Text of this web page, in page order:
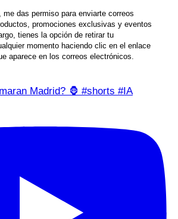
das permiso para enviarte correos
promociones exclusivas y eventos
tienes la opción de retirar tu
momento haciendo clic en el enlace
aparece en los correos electrónicos.
Madrid? 🦍 #shorts #IA